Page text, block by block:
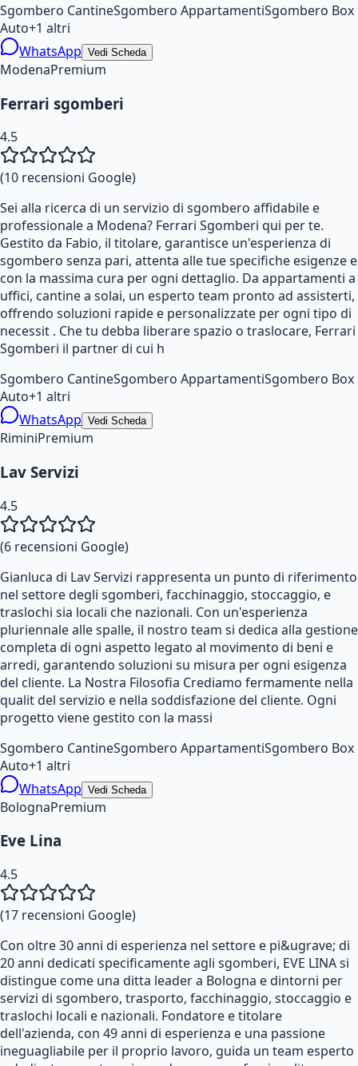
Sgombero CantineSgombero AppartamentiSgombero Box
Auto+1 altri
WhatsApp Vedi Scheda
ModenaPremium
Ferrari sgomberi
4.5
(10 recensioni Google)
Sei alla ricerca di un servizio di sgombero affidabile e
professionale a Modena? Ferrari Sgomberi qui per te.
Gestito da Fabio, il titolare, garantisce un'esperienza di
sgombero senza pari, attenta alle tue specifiche esigenze e
con la massima cura per ogni dettaglio. Da appartamenti a
uffici, cantine a solai, un esperto team pronto ad assisterti,
offrendo soluzioni rapide e personalizzate per ogni tipo di
necessit . Che tu debba liberare spazio o traslocare, Ferrari
Sgomberi il partner di cui h
Sgombero CantineSgombero AppartamentiSgombero Box
Auto+1 altri
WhatsApp Vedi Scheda
RiminiPremium
Lav Servizi
4.5
(6 recensioni Google)
Gianluca di Lav Servizi rappresenta un punto di riferimento
nel settore degli sgomberi, facchinaggio, stoccaggio, e
traslochi sia locali che nazionali. Con un'esperienza
pluriennale alle spalle, il nostro team si dedica alla gestione
completa di ogni aspetto legato al movimento di beni e
arredi, garantendo soluzioni su misura per ogni esigenza
del cliente. La Nostra Filosofia Crediamo fermamente nella
qualit del servizio e nella soddisfazione del cliente. Ogni
progetto viene gestito con la massi
Sgombero CantineSgombero AppartamentiSgombero Box
Auto+1 altri
WhatsApp Vedi Scheda
BolognaPremium
Eve Lina
4.5
(17 recensioni Google)
Con oltre 30 anni di esperienza nel settore e pi&ugrave; di
20 anni dedicati specificamente agli sgomberi, EVE LINA si
distingue come una ditta leader a Bologna e dintorni per
servizi di sgombero, trasporto, facchinaggio, stoccaggio e
traslochi locali e nazionali. Fondatore e titolare
dell'azienda, con 49 anni di esperienza e una passione
ineguagliabile per il proprio lavoro, guida un team esperto